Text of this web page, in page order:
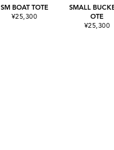
SM BOAT TOTE
¥25,300
SMALL
OTE
¥25,300